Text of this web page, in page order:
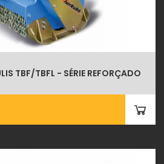
TBF/TBFL - SÉRIE REFORÇADO